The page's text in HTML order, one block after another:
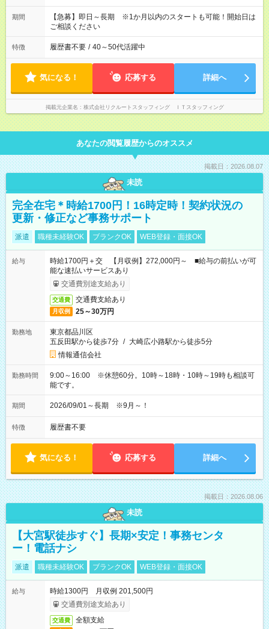
期間
【急募】即日～長期 ※1か月以内のスタートも可能！開始日は
ご相談ください
特徴 履歴書不要 / 40～50代活躍中
気になる！ 応募する 詳細へ
掲載元企業名 株式会社リクルートスタッフィング ＩＴスタッフィング
あなたの閲覧履歴からのオススメ
掲載日：2026.08.07
未読
完全在宅＊時給1700円！16時定時！契約状況の
更新・修正など事務サポート
派遣 職種未経験OK ブランクOK WEB登録・面接OK
給与
時給1700円＋交 【月収例】272,000円～ ■給与の前払いが可
能な速払いサービスあり
交通費別途支給あり
交通費 交通費支給あり
月収例 25～30万円
勤務地
東京都品川区
五反田駅から徒歩7分 / 大崎広小路駅から徒歩5分
情報通信会社
勤務時間
9:00～16:00 ※休憩60分。10時～18時・10時～19時も相談可
能です。
期間 2026/09/01～長期 ※9月～！
特徴 履歴書不要
気になる！ 応募する 詳細へ
掲載日：2026.08.06
未読
【大宮駅徒歩すぐ】長期×安定！事務センタ
ー！電話ナシ
派遣 職種未経験OK ブランクOK WEB登録・面接OK
給与
時給1300円 月収例 201,500円
交通費別途支給あり
交通費 全額支給